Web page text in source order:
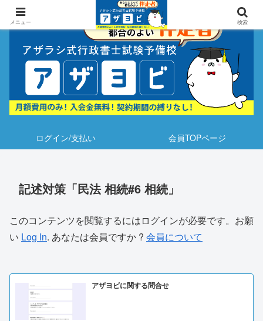
ログイン/支払い 会員TOPページ
記述対策「民法 相続#6 相続」
このコンテンツを閲覧するにはログインが必要です。お願
い Log In. あなたは会員ですか ? 会員について
アザヨビに関する問合せ
メニュー 検索